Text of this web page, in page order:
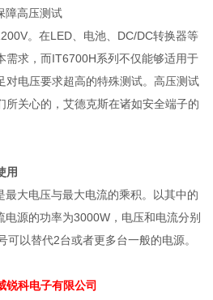
障高压测试
。在LED 、电池、 DC/DC转换器等
需求，而IT6700H系列不仅能够适用于
对电压要求超高的特殊测试。高压测试
所关心的，艾德克斯在诸如安全端子的
用
最大电压与最大电流的乘积。以其中的
电源的功率为3000W ，电压和电流分别
可以替代2台或者更多台一般的电源。
锐科电子有限公司